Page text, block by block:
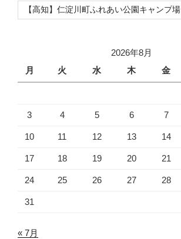
【高知】仁淀川町ふれあい公園キャンプ場
2026年8月
月
火 水 木 金
3 4 5 6 7
10 11 12 13 14
17 18 19 20 21
24 25 26 27 28
31
« 7月